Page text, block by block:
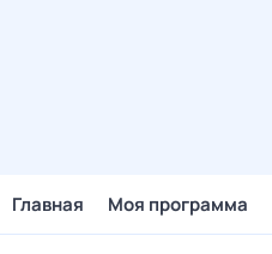
Главная Моя программа